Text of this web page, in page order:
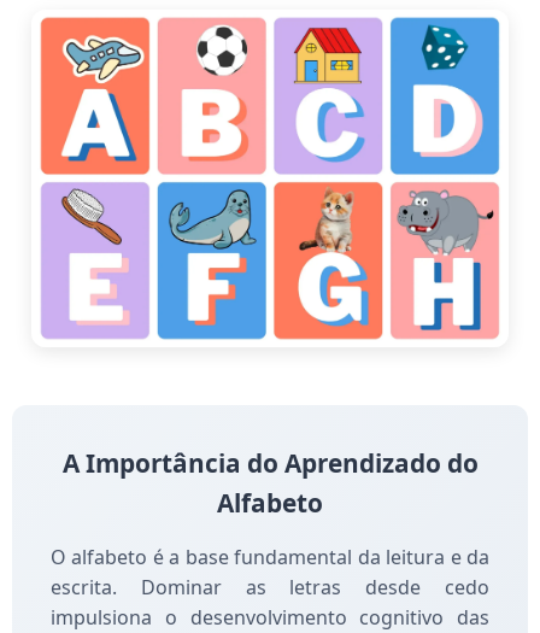
Letras para Recortar
Alfabeto para imprimir ideal para atividades de recorte
e colagem
A Importância do Aprendizado do
Alfabeto
O alfabeto é a base fundamental da leitura e da
escrita. Dominar as letras desde cedo
impulsiona o desenvolvimento cognitivo das